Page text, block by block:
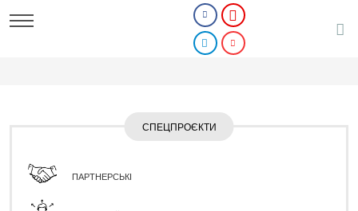
СПЕЦПРОЄКТИ
ПАРТНЕРСЬКІ